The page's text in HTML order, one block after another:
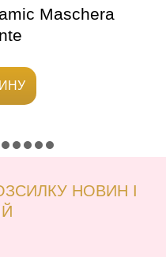
Maschera
НОВИН І